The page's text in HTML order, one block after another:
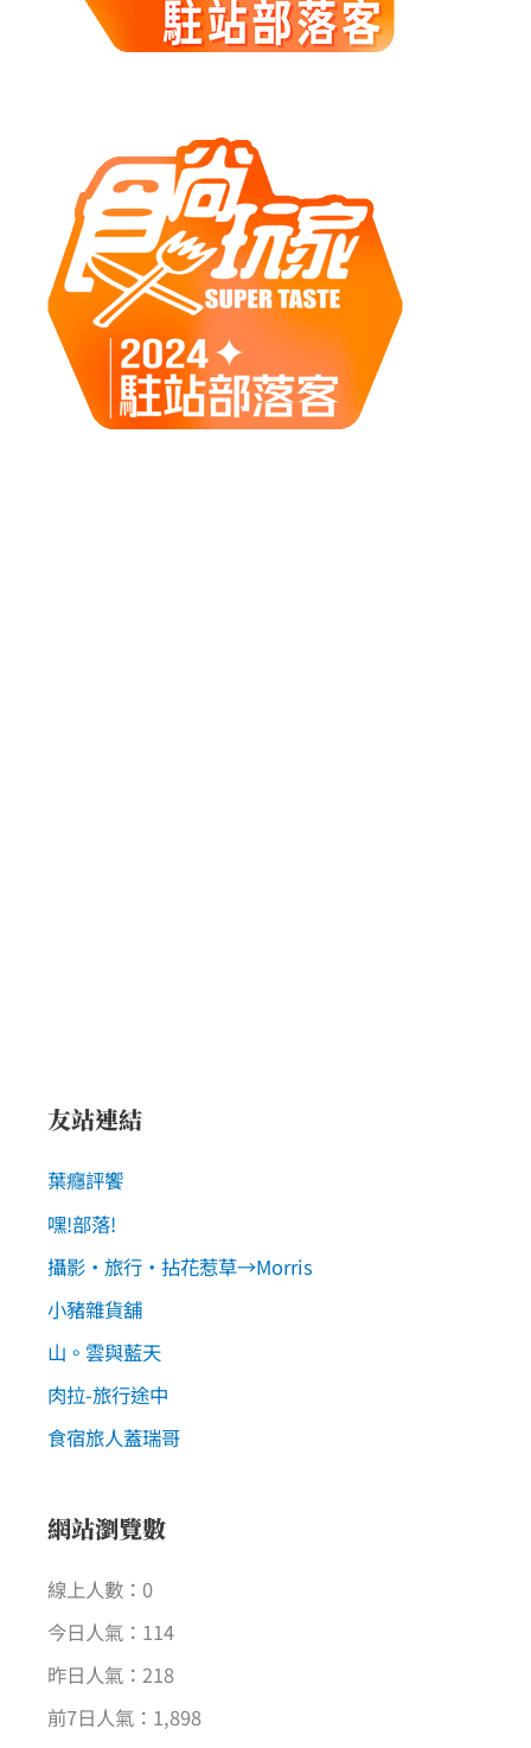
友站連結
葉癮評饗
嘿!部落!
攝影‧旅行‧拈花惹草→Morris
小豬雜貨舖
山。雲與藍天
肉拉-旅行途中
食宿旅人蓋瑞哥
網站瀏覽數
線上人數：0
今日人氣：114
昨日人氣：218
前7日人氣：1,898